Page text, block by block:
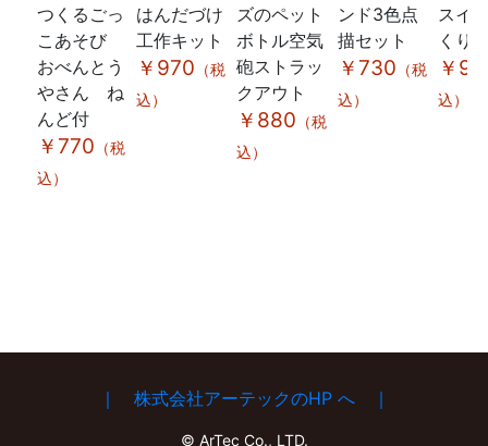
つくるごっ
こあそび
おべんとう
やさん ね
んど付
￥770 （税
込）
はんだづけ
工作キット
￥970 （税
込）
ズのペット
ボトル空気
砲ストラッ
クアウト
￥880 （税
込）
ンド3色点
描セット
￥730 （税
込）
スイ
くり
￥
込）
｜ 株式会社アーテックのHP へ ｜
© ArTec Co., LTD.